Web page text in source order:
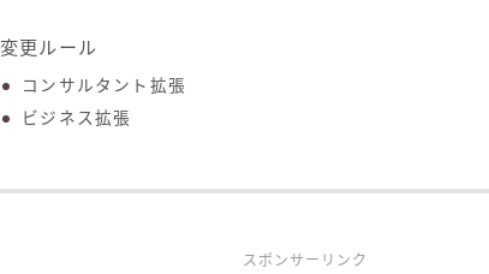
変更ルール
コンサルタント拡張
ビジネス拡張
スポンサーリンク